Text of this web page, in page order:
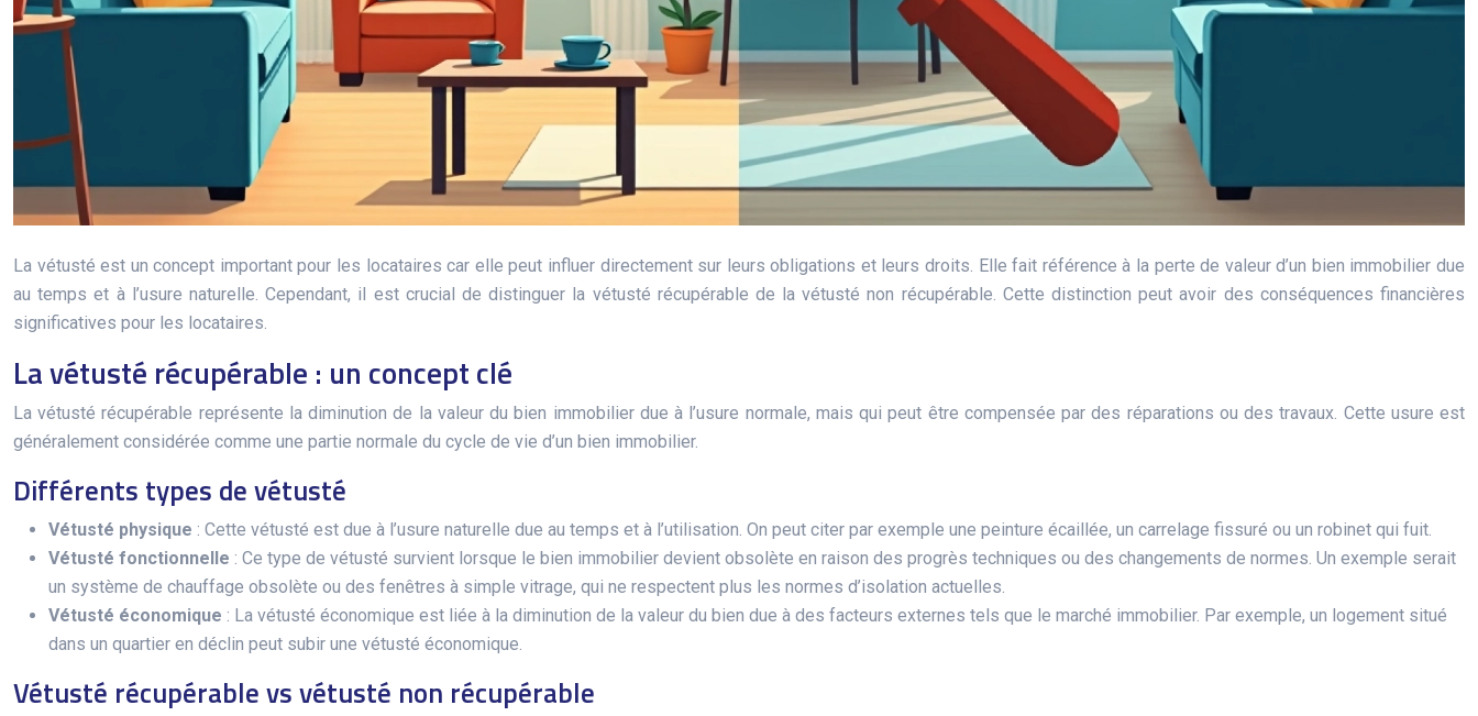
La vétusté est un concept important pour les locataires car elle peut influer directement sur leurs obligations et leurs droits. Elle fait référence à la perte de valeur d’un bien immobilier due
au temps et à l’usure naturelle. Cependant, il est crucial de distinguer la vétusté récupérable de la vétusté non récupérable. Cette distinction peut avoir des conséquences financières
significatives pour les locataires.
La vétusté récupérable : un concept clé
La vétusté récupérable représente la diminution de la valeur du bien immobilier due à l’usure normale, mais qui peut être compensée par des réparations ou des travaux. Cette usure est
généralement considérée comme une partie normale du cycle de vie d’un bien immobilier.
Différents types de vétusté
Vétusté physique : Cette vétusté est due à l’usure naturelle due au temps et à l’utilisation. On peut citer par exemple une peinture écaillée, un carrelage fissuré ou un robinet qui fuit.
Vétusté fonctionnelle : Ce type de vétusté survient lorsque le bien immobilier devient obsolète en raison des progrès techniques ou des changements de normes. Un exemple serait
un système de chauffage obsolète ou des fenêtres à simple vitrage, qui ne respectent plus les normes d’isolation actuelles.
Vétusté économique : La vétusté économique est liée à la diminution de la valeur du bien due à des facteurs externes tels que le marché immobilier. Par exemple, un logement situé
dans un quartier en déclin peut subir une vétusté économique.
Vétusté récupérable vs vétusté non récupérable